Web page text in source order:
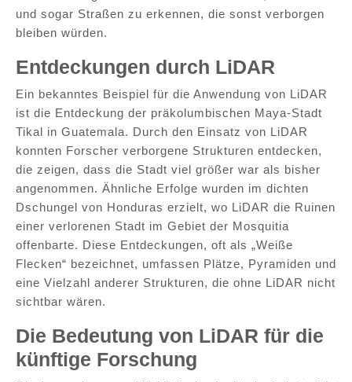
und sogar Straßen zu erkennen, die sonst verborgen
bleiben würden.
Entdeckungen durch LiDAR
Ein bekanntes Beispiel für die Anwendung von LiDAR
ist die Entdeckung der präkolumbischen Maya-Stadt
Tikal in Guatemala. Durch den Einsatz von LiDAR
konnten Forscher verborgene Strukturen entdecken,
die zeigen, dass die Stadt viel größer war als bisher
angenommen. Ähnliche Erfolge wurden im dichten
Dschungel von Honduras erzielt, wo LiDAR die Ruinen
einer verlorenen Stadt im Gebiet der Mosquitia
offenbarte. Diese Entdeckungen, oft als „Weiße
Flecken“ bezeichnet, umfassen Plätze, Pyramiden und
eine Vielzahl anderer Strukturen, die ohne LiDAR nicht
sichtbar wären.
Die Bedeutung von LiDAR für die
künftige Forschung